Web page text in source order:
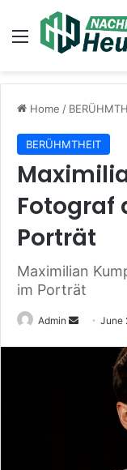
Menu
Home /
BERÜHMTHEIT
Fotograf
Porträt
Maximilian
im Porträt
Admin
SendJune